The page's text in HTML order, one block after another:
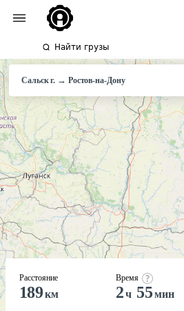
Найти грузы
Сальск г. → Ростов-на-Дону
Расстояние
189км
Время
2 ч 55мин